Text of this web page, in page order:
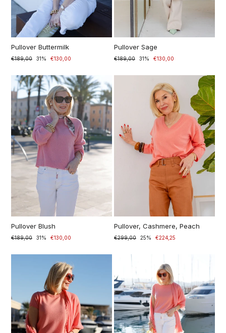
Pullover Buttermilk
Normaler
€189,00
Sonderpreis31% €130,00
Pullover Sage
Normaler
€189,00
Sonderpreis31% €130,00
Pullover Blush
Normaler
€189,00
Sonderpreis31% €130,00
Pullover, Cashmere, Peach
Normaler
€299,00
Sonderpreis25% €224,25